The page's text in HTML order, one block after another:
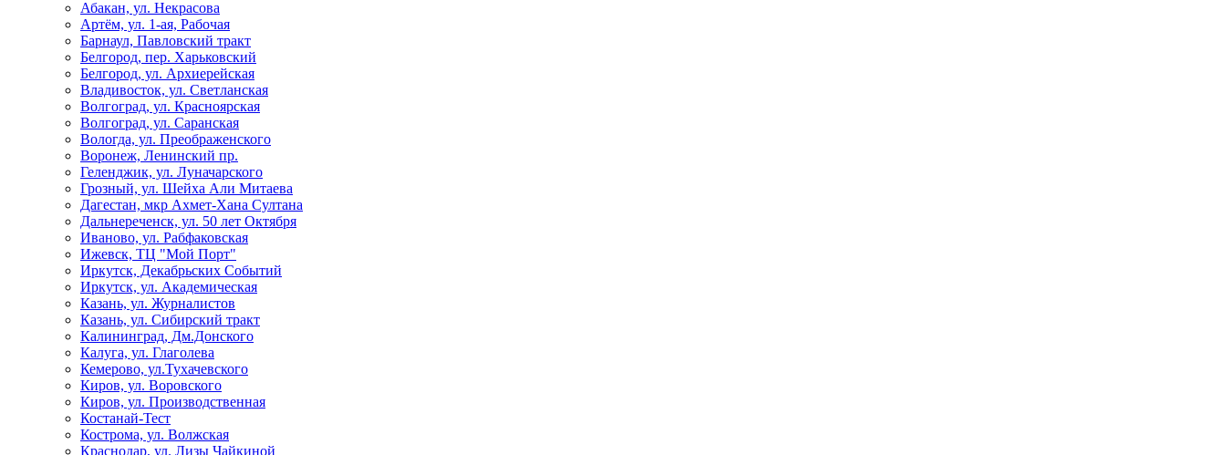
Абакан, ул. Некрасова
Артём, ул. 1-ая, Рабочая
Барнаул, Павловский тракт
Белгород, пер. Харьковский
Белгород, ул. Архиерейская
Владивосток, ул. Светланская
Волгоград, ул. Красноярская
Волгоград, ул. Саранская
Вологда, ул. Преображенского
Воронеж, Ленинский пр.
Геленджик, ул. Луначарского
Грозный, ул. Шейха Али Митаева
Дагестан, мкр Ахмет-Хана Султана
Дальнереченск, ул. 50 лет Октября
Иваново, ул. Рабфаковская
Ижевск, ТЦ "Мой Порт"
Иркутск, Декабрьских Событий
Иркутск, ул. Академическая
Казань, ул. Журналистов
Казань, ул. Сибирский тракт
Калининград, Дм.Донского
Калуга, ул. Глаголева
Кемерово, ул.Тухачевского
Киров, ул. Воровского
Киров, ул. Производственная
Костанай-Тест
Кострома, ул. Волжская
Краснодар, ул. Лизы Чайкиной